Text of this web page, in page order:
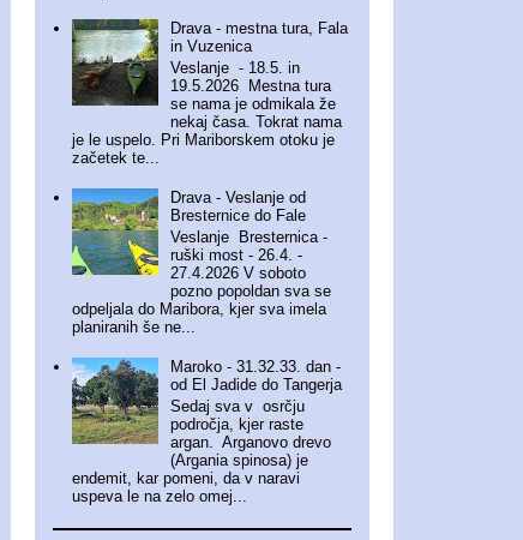
Drava - mestna tura, Fala
in Vuzenica
Veslanje - 18.5. in
19.5.2026 Mestna tura
se nama je odmikala že
nekaj časa. Tokrat nama
je le uspelo. Pri Mariborskem otoku je
začetek te...
Drava - Veslanje od
Bresternice do Fale
Veslanje Bresternica -
ruški most - 26.4. -
27.4.2026 V soboto
pozno popoldan sva se
odpeljala do Maribora, kjer sva imela
planiranih še ne...
Maroko - 31.32.33. dan -
od El Jadide do Tangerja
Sedaj sva v osrčju
področja, kjer raste
argan. Arganovo drevo
(Argania spinosa) je
endemit, kar pomeni, da v naravi
uspeva le na zelo omej...